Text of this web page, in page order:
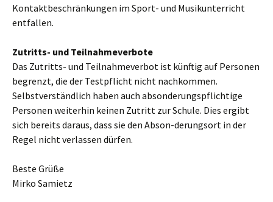
Kontaktbeschränkungen im Sport- und Musikunterricht
entfallen.
Zutritts- und Teilnahmeverbote
Das Zutritts- und Teilnahmeverbot ist künftig auf Personen
begrenzt, die der Testpflicht nicht nachkommen.
Selbstverständlich haben auch absonderungspflichtige
Personen weiterhin keinen Zutritt zur Schule. Dies ergibt
sich bereits daraus, dass sie den Abson-derungsort in der
Regel nicht verlassen dürfen.
Beste Grüße
Mirko Samietz